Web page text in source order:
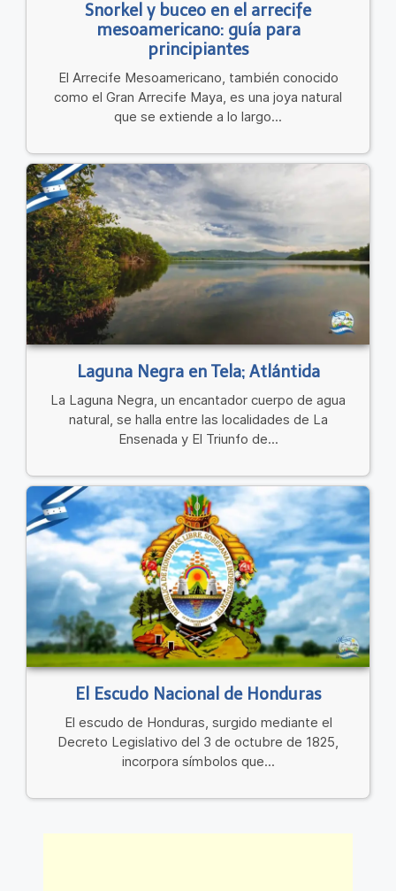
Snorkel y buceo en el arrecife
mesoamericano: guía para
principiantes
El Arrecife Mesoamericano, también conocido
como el Gran Arrecife Maya, es una joya natural
que se extiende a lo largo...
Laguna Negra en Tela; Atlántida
La Laguna Negra, un encantador cuerpo de agua
natural, se halla entre las localidades de La
Ensenada y El Triunfo de...
El Escudo Nacional de Honduras
El escudo de Honduras, surgido mediante el
Decreto Legislativo del 3 de octubre de 1825,
incorpora símbolos que...